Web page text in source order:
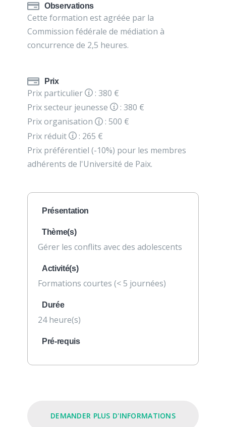
Observations
Cette formation est agréée par la
Commission fédérale de médiation à
concurrence de 2,5 heures.
Prix
Prix particulier
: 380 €
Prix secteur jeunesse
: 380 €
Prix organisation
: 500 €
Prix réduit
: 265 €
Prix préférentiel (-10%) pour les membres
adhérents de l'Université de Paix.
Présentation
Thème(s)
Gérer les conflits avec des adolescents
Activité(s)
Formations courtes (< 5 journées)
Durée
24 heure(s)
Pré-requis
DEMANDER PLUS D'INFORMATIONS